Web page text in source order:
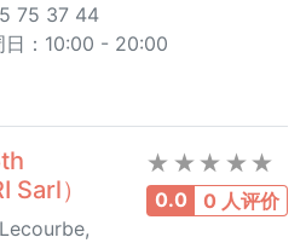
75 37 44
日：10:00 - 20:00
0.0 0 人评价
Sarl）